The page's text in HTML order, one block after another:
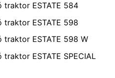
traktor ESTATE 584
traktor ESTATE 598
traktor ESTATE 598 W
ESTATE SPECIAL